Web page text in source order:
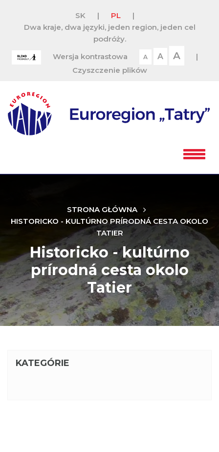
SK | PL
|
Dwa kraje, dwa języki, jeden region, jeden cel
podróży.
Wersja kontrastowa
A A A
|
Czyszczenie plików
STRONA GŁÓWNA
HISTORICKO - KULTÚRNO PRÍRODNÁ CESTA OKOLO
TATIER
Historicko - kultúrno
prírodná cesta okolo
Tatier
KATEGÓRIE